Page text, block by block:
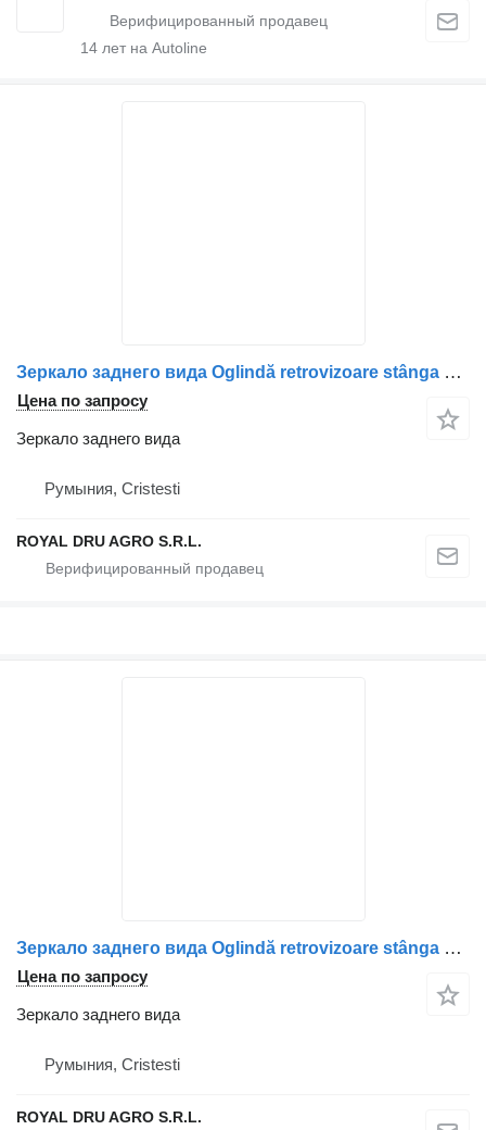
14 лет на Autoline
Зеркало заднего вида Oglindă retrovizoare stânga для грузовика DAF cu capace albe 1940334/1812862/1817860
Цена по запросу
Зеркало заднего вида
Румыния, Cristesti
ROYAL DRU AGRO S.R.L.
Зеркало заднего вида Oglindă retrovizoare stânga для грузовика DAF cu braț și cabluri electrice
Цена по запросу
Зеркало заднего вида
Румыния, Cristesti
ROYAL DRU AGRO S.R.L.